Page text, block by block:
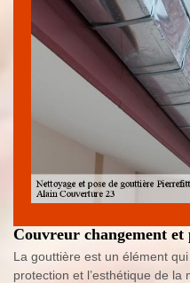
Couvreur changement et
La gouttière est un élément
protection et l’esthétique de